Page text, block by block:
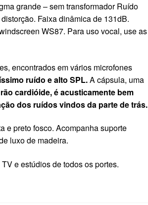
grande – sem transformador Ruído
Faixa dinâmica de 131dB.
WS87. Para uso vocal, use as
encontrados em vários microfones
ruído e alto SPL.A cápsula, uma
cardióide, é acusticamente bem
dos ruídos vindos da parte de trás.
e preto fosco. Acompanha suporte
luxo de madeira.
e estúdios de todos os portes.